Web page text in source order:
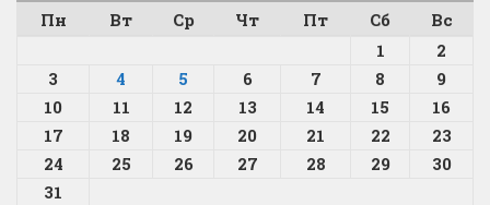
Пн
Вт Ср Чт Пт Сб
Вс
1
2
3
4 5 6 7 8
9
10
11 12 13 14 15
16
17
18 19 20 21 22
23
24
25 26 27 28 29
30
31